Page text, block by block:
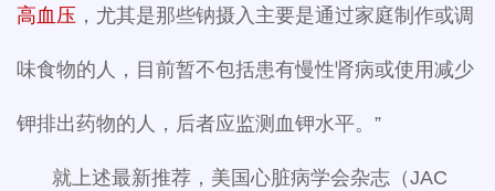
高血压 ，尤其是那些钠摄入主要是通过家庭制作或调
味食物的人，目前暂不包括患有慢性肾病或使用减少
钾排出药物的人，后者应监测血钾水平。”
就上述最新推荐，美国心脏病学会杂志（JAC